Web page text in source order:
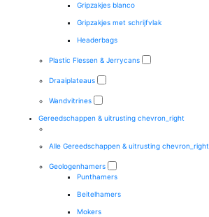
Gripzakjes blanco
Gripzakjes met schrijfvlak
Headerbags
Plastic Flessen & Jerrycans
Draaiplateaus
Wandvitrines
Gereedschappen & uitrusting chevron_right
Alle Gereedschappen & uitrusting chevron_right
Geologenhamers
Punthamers
Beitelhamers
Mokers